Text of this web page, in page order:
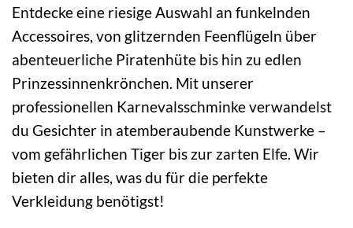
Entdecke eine riesige Auswahl an funkelnden
Accessoires, von glitzernden Feenflügeln über
abenteuerliche Piratenhüte bis hin zu edlen
Prinzessinnenkrönchen. Mit unserer
professionellen Karnevalsschminke verwandelst
du Gesichter in atemberaubende Kunstwerke –
vom gefährlichen Tiger bis zur zarten Elfe. Wir
bieten dir alles, was du für die perfekte
Verkleidung benötigst!